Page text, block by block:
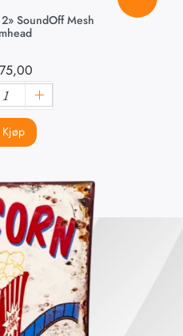
SoundOff Mesh
Kjøp